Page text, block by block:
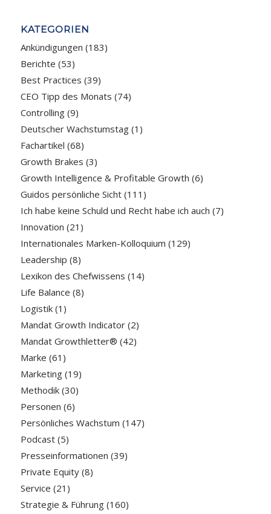
KATEGORIEN
Ankündigungen (183)
Berichte (53)
Best Practices (39)
CEO Tipp des Monats (74)
Controlling(9)
Deutscher Wachstumstag(1)
Fachartikel (68)
Growth Brakes (3)
Growth Intelligence & Profitable Growth (6)
Guidos persönliche Sicht(111)
Ich habe keine Schuld und Recht habe ich auch (7)
Innovation (21)
Internationales Marken-Kolloquium (129)
Leadership (8)
Lexikon des Chefwissens (14)
Life Balance (8)
Logistik(1)
Mandat Growth Indicator(2)
Mandat Growthletter® (42)
Marke (61)
Marketing(19)
Methodik(30)
Personen (6)
Persönliches Wachstum (147)
Podcast(5)
Presseinformationen (39)
Private Equity(8)
Service (21)
Strategie & Führung(160)